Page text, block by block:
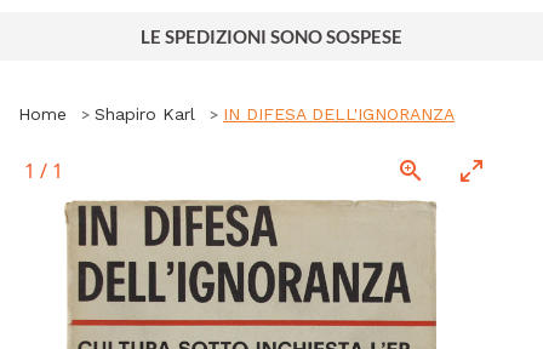
LE SPEDIZIONI SONO SOSPESE
Home Shapiro Karl IN DIFESA DELL'IGNORANZA
1 / 1